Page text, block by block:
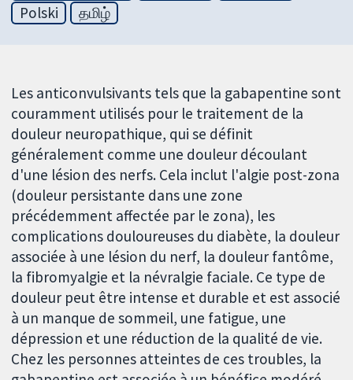
Polski
தமிழ்
Les anticonvulsivants tels que la gabapentine sont
couramment utilisés pour le traitement de la
douleur neuropathique, qui se définit
généralement comme une douleur découlant
d'une lésion des nerfs. Cela inclut l'algie post-zona
(douleur persistante dans une zone
précédemment affectée par le zona), les
complications douloureuses du diabète, la douleur
associée à une lésion du nerf, la douleur fantôme,
la fibromyalgie et la névralgie faciale. Ce type de
douleur peut être intense et durable et est associé
à un manque de sommeil, une fatigue, une
dépression et une réduction de la qualité de vie.
Chez les personnes atteintes de ces troubles, la